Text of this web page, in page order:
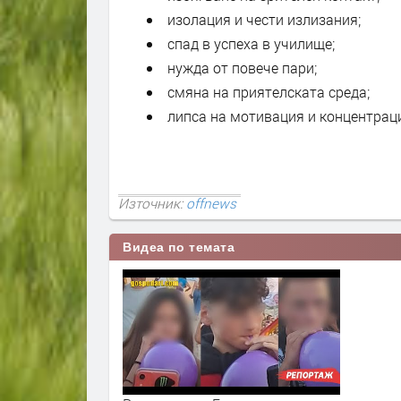
изолация и чести излизания;
спад в успеха в училище;
нужда от повече пари;
смяна на приятелската среда;
липса на мотивация и
Източник:offnews
Видеа по темата